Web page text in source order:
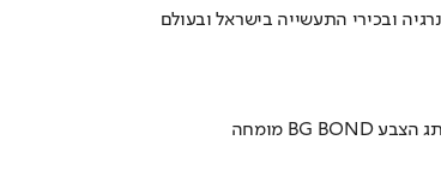
ובכירי התעשייה בישראל ובעולם